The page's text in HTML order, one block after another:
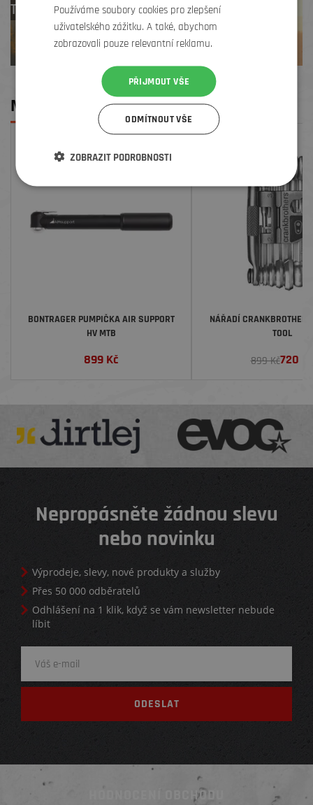
TREK zdarma
MOHLO BY SE VÁM LÍBIT
BONTRAGER PUMPIČKA AIR SUPPORT
HV MTB
899 Kč
NÁŘADÍ
TOOL
899 Kč720
Nepropásněte žádnou slevu
nebo novinku
Výprodeje, slevy, nové produkty a služby
Přes 50 000 odběratelů
Odhlášení na 1 klik, když se vám newsletter nebude
líbit
HODNOCENÍ OBCHODU
Používáme soubory cookies pro zlepšení
uživatelského zážitku. A také, abychom
zobrazovali pouze relevantní reklamu.
PŘIJMOUT VŠE
ODMÍTNOUT VŠE
ZOBRAZIT PODROBNOSTI